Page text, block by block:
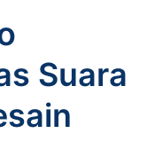
Suara